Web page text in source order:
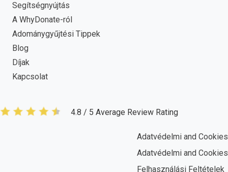
Segítségnyújtás
A WhyDonate-ról
Adománygyűjtési Tippek
Blog
Díjak
Kapcsolat
4.8 / 5 Average Review Rating
Adatvédelmi and Cookies
Adatvédelmi and Cookies
Felhasználási Feltételek